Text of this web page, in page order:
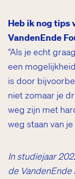
Heb ik nog tips
VandenEnde
“Als je echt
een
is door
niet zomaar je
weg zijn met
weg staan van
In studiejaar
de VandenEnde